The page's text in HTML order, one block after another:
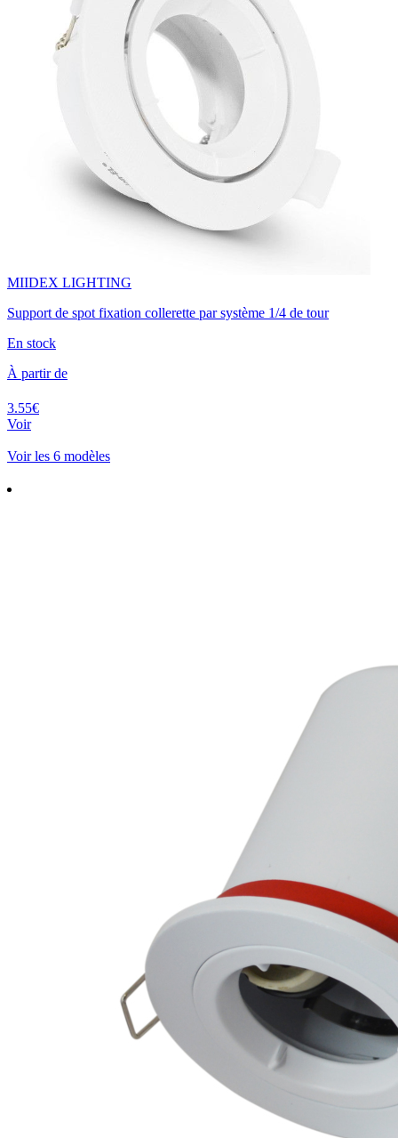
MIIDEX LIGHTING
Support de spot fixation collerette par système 1/4 de tour
En stock
À partir de
3.55€
Voir
Voir les 6 modèles